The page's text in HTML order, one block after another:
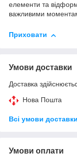
елементи та
важливими
Приховати
Умови доставки
Доставка
Нова Пошта
Всі умови доставки
Умови оплати